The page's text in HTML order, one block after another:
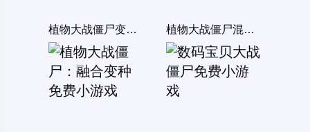
植物大战僵尸变态版 植物大战僵尸混合版